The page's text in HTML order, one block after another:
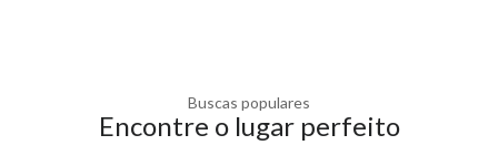
Buscas populares
Encontre o lugar perfeito